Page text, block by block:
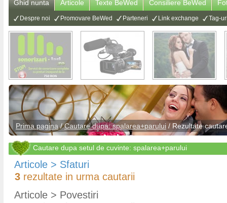
Ghid nunta Articole Texte BeWed Consiliere BeWed
Despre noi Promovare BeWed Parteneri Link exchange Tag-
Prima pagina/Cautare dupa: spalarea+parului / Rezultate
Cautare dupa setul de cuvinte: spalarea+parului
Articole > Sfaturi
3 rezultate in urma cautarii
Articole > Povestiri